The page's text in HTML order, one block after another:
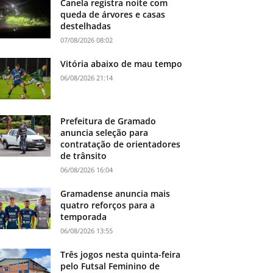
Canela registra noite com
queda de árvores e casas
destelhadas
07/08/2026 08:02
Vitória abaixo de mau tempo
06/08/2026 21:14
Prefeitura de Gramado
anuncia seleção para
contratação de orientadores
de trânsito
06/08/2026 16:04
Gramadense anuncia mais
quatro reforços para a
temporada
06/08/2026 13:55
Três jogos nesta quinta-feira
pelo Futsal Feminino de